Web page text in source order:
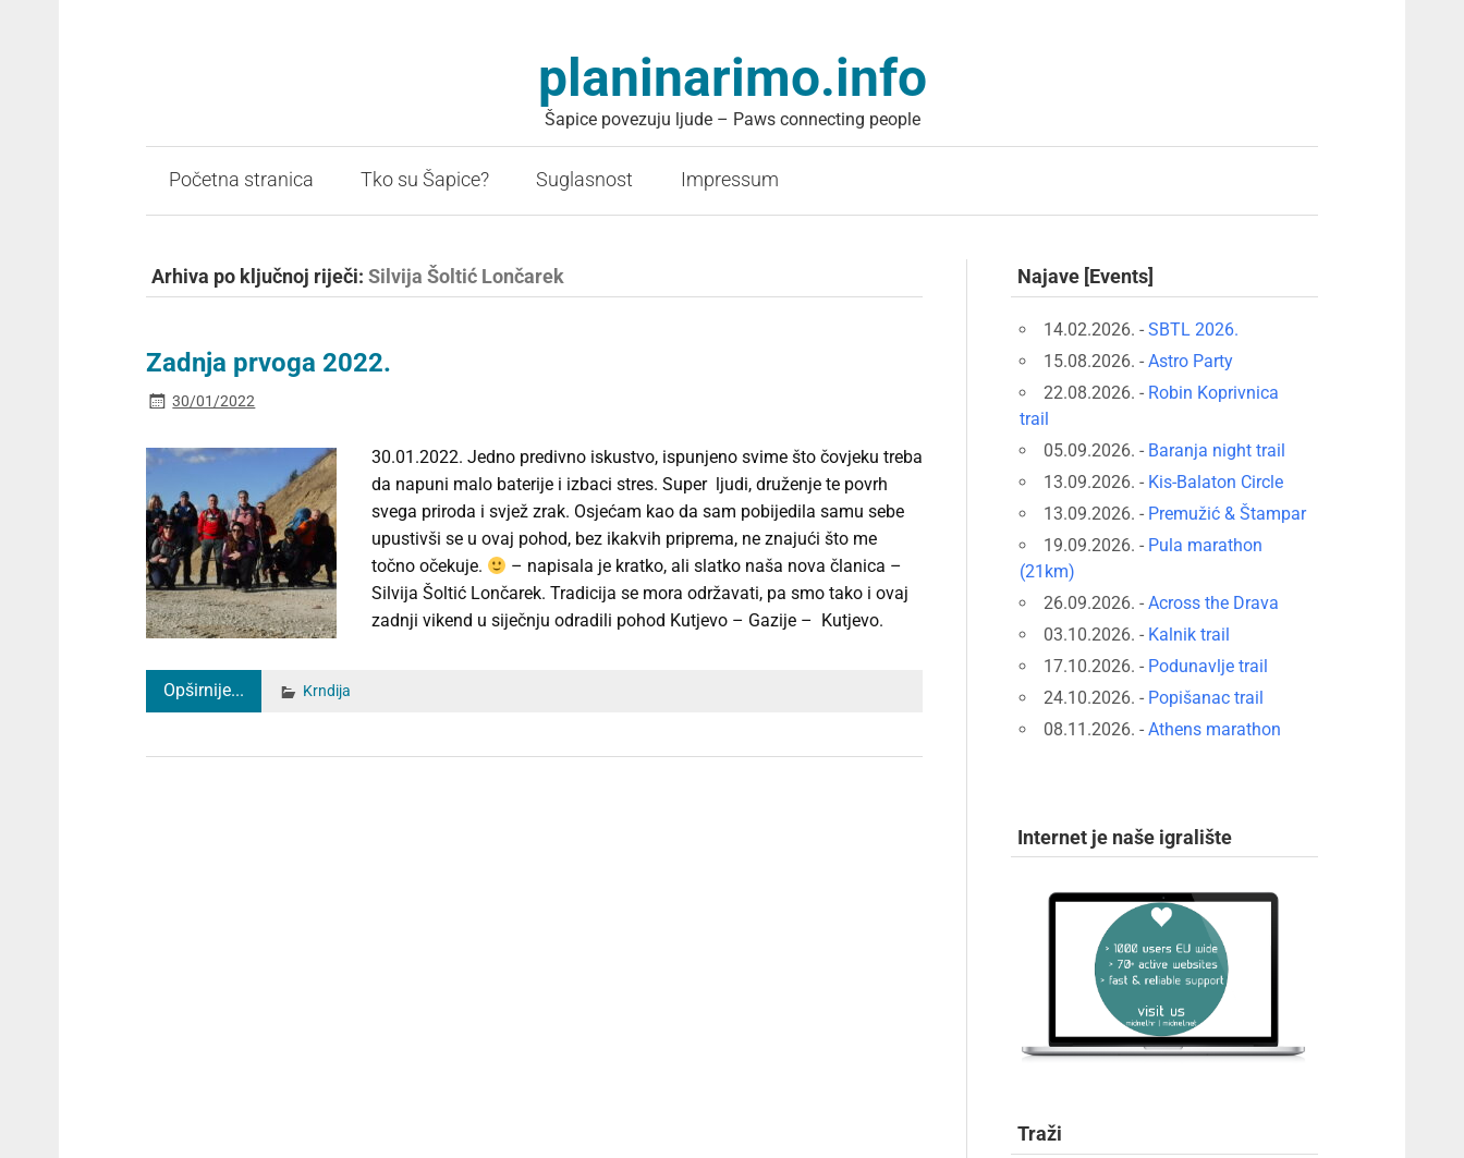
planinarimo.info
Šapice povezuju ljude – Paws connecting people
Početna stranica Tko su Šapice? Suglasnost Impressum
Arhiva po ključnoj riječi:Silvija Šoltić Lončarek
Zadnja prvoga 2022.
30/01/2022
30.01.2022. Jedno predivno iskustvo, ispunjeno svime što čovjeku treba
da napuni malo baterije i izbaci stres. Super ljudi, druženje te povrh
svega priroda i svjež zrak. Osjećam kao da sam pobijedila samu sebe
upustivši se u ovaj pohod, bez ikakvih priprema, ne znajući što me
točno očekuje.
– napisala je kratko, ali slatko naša nova članica –
Silvija Šoltić Lončarek. Tradicija se mora održavati, pa smo tako i ovaj
zadnji vikend u siječnju odradili pohod Kutjevo – Gazije – Kutjevo.
Opširnije... Krndija
Najave [Events]
14.02.2026. -SBTL 2026.
15.08.2026. -Astro Party
22.08.2026. - Robin Koprivnica
trail
05.09.2026. - Baranja night trail
13.09.2026. - Kis-Balaton Circle
13.09.2026. - Premužić & Štampar
19.09.2026. - Pula marathon
(21km)
26.09.2026. -Across the Drava
03.10.2026. - Kalnik trail
17.10.2026. - Podunavlje trail
24.10.2026. - Popišanac trail
08.11.2026. -Athens marathon
Internet je naše igralište
Traži